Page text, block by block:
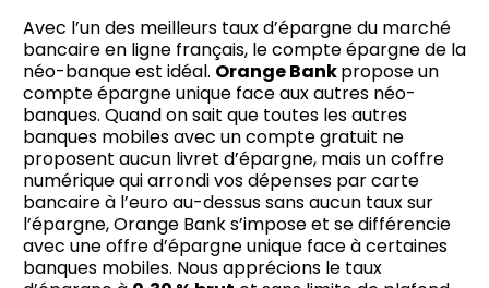
Avec l’un des meilleurs taux d’épargne du marché
bancaire en ligne français, le compte épargne de la
néo-banque est idéal. Orange Bankpropose un
compte épargne unique face aux autres néo-
banques. Quand on sait que toutes les autres
banques mobiles avec un compte gratuit ne
proposent aucun livret d’épargne, mais un coffre
numérique qui arrondi vos dépenses par carte
bancaire à l’euro au-dessus sans aucun taux sur
l’épargne, Orange Bank s’impose et se différencie
avec une offre d’épargne unique face à certaines
banques mobiles. Nous apprécions le taux